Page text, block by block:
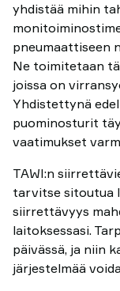
yhdistää mihin
pneumaattiseen
Ne toimitetaan
joissa on
Yhdistettynä
puominosturit
vaatimukset
TAWI:n
tarvitse sitoutua
siirrettävyys
laitoksessasi.
päivässä, ja niin
järjestelmää